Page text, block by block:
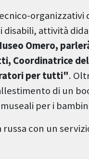
organizzativi
attività
Omero,
Coordinatrice
per tutti".
di un
per i
con un